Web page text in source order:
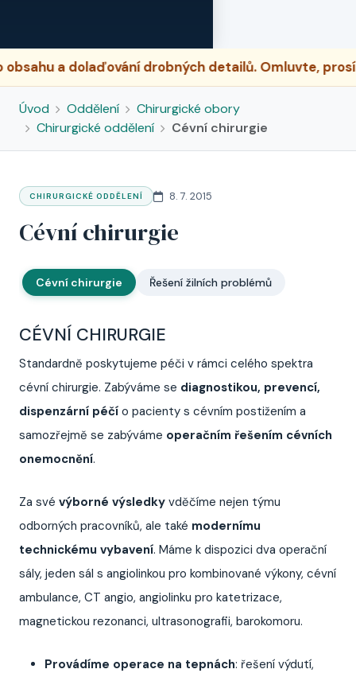
a dolaďování drobných detailů. Omluvte,
Úvod Oddělení
Chirurgické obory
Chirurgické oddělení
Cévní chirurgie
CHIRURGICKÉ ODDĚLENÍ 8. 7. 2015
Cévní chirurgie
Cévní chirurgie Řešení žilních problémů
CÉVNÍ CHIRURGIE
Standardně poskytujeme péči v rámci celého spektra
cévní chirurgie. Zabýváme se diagnostikou, prevencí,
dispenzární péčí o pacienty s cévním postižením a
samozřejmě se zabýváme operačním řešením cévních
onemocnění.
Za své výborné výsledky vděčíme nejen týmu
odborných pracovníků, ale také modernímu
technickému vybavení. Máme k dispozici dva operační
sály, jeden sál s angiolinkou pro kombinované výkony, cévní
ambulance, CT angio, angiolinku pro katetrizace,
magnetickou rezonanci, ultrasonografii, barokomoru.
Provádíme operace na tepnách: řešení výdutí,